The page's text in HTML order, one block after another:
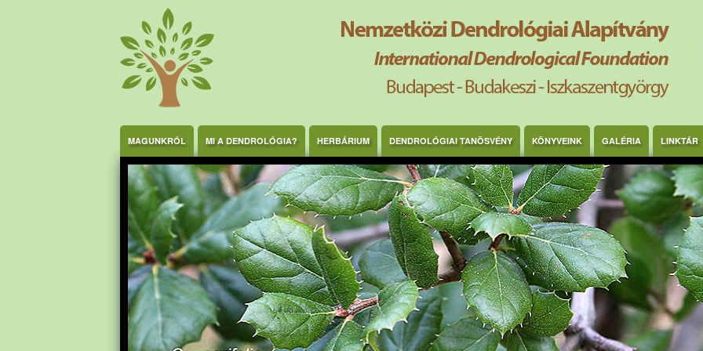
MAGUNKRÓL MI A DENDROLÓGIA? HERBÁRIUM DENDROLÓGIAI TANÖSVÉNY KÖNYVEINK GALÉRIA LINKTÁR